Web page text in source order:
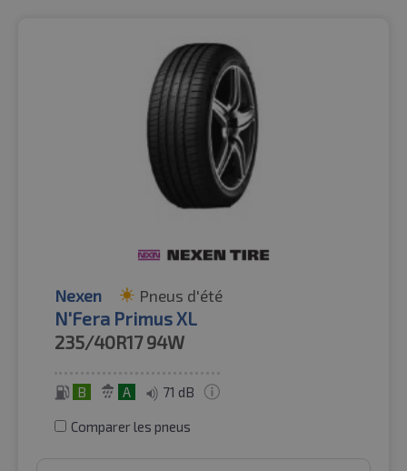
Nexen Pneus d'été
N'Fera Primus XL
235/40R17 94W
B A 71 dB
Comparer les pneus